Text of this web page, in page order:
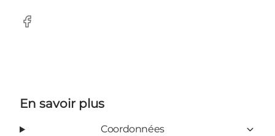
Facebook
En savoir plus
Coordonnées